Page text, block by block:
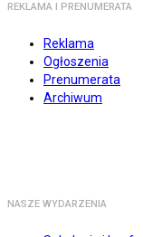
REKLAMA I PRENUMERATA
Reklama
Ogłoszenia
Prenumerata
Archiwum
NASZE WYDARZENIA